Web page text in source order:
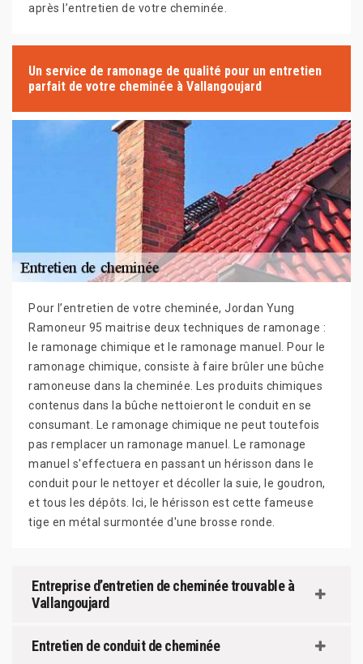
après l’entretien de votre cheminée.
Un service de ramonage de qualité pour un entretien
parfait de votre cheminée à Vallangoujard
Pour l’entretien de votre cheminée, Jordan Yung
Ramoneur 95 maitrise deux techniques de ramonage :
le ramonage chimique et le ramonage manuel. Pour le
ramonage chimique, consiste à faire brûler une bûche
ramoneuse dans la cheminée. Les produits chimiques
contenus dans la bûche nettoieront le conduit en se
consumant. Le ramonage chimique ne peut toutefois
pas remplacer un ramonage manuel. Le ramonage
manuel s'effectuera en passant un hérisson dans le
conduit pour le nettoyer et décoller la suie, le goudron,
et tous les dépôts. Ici, le hérisson est cette fameuse
tige en métal surmontée d'une brosse ronde.
Entreprise d’entretien de cheminée trouvable à
Vallangoujard
Entretien de conduit de cheminée